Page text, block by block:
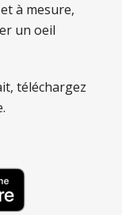
à mesure,
un oeil
téléchargez